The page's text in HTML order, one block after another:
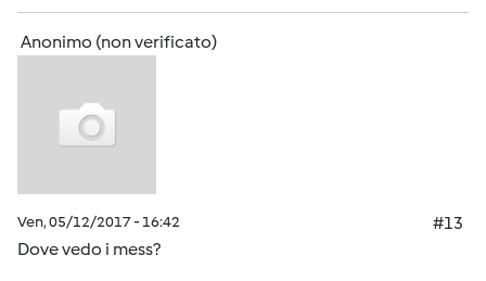
Anonimo (non verificato)
Ven, 05/12/2017 - 16:42
#13
Dove vedo i mess?